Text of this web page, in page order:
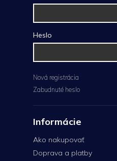
Heslo
Nová registrácia
Zabudnuté heslo
Informácie
Ako nakupovať
Doprava a platby